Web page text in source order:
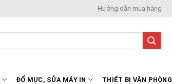
Hướng dẫn mua hàng
ĐỔ MỰC, SỬA MÁY IN THIẾT BỊ VĂN PHÒNG